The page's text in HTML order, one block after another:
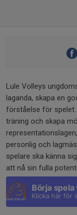
Lule Volleys
laganda, skapa en
förståelse för spelet.
träning och skapa
personlig och
spelare ska känna
att nå sin fulla
Börja
Klicka här för